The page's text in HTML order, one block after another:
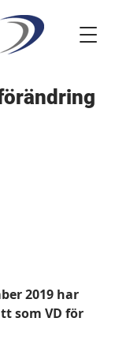
2019 har
som VD för